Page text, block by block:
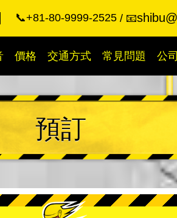
📞+81-80-9999-2525 📧
價格 交通方式 常見問題 公司
預訂